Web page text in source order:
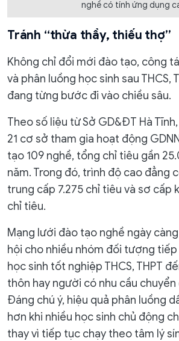
nghề có tính ứng dụng
Tránh “thừa thầy, thiếu thợ”
Không chỉ đổi mới đào tạo, công
và phân luồng học sinh sau THCS,
đang từng bước đi vào chiều sâu.
Theo số liệu từ Sở GD&ĐT Hà
21 cơ sở tham gia hoạt động
tạo 109 nghề, tổng chỉ tiêu gần
năm. Trong đó, trình độ cao đẳng
trung cấp 7.275 chỉ tiêu và sơ cấp
chỉ tiêu.
Mạng lưới đào tạo nghề ngày
hội cho nhiều nhóm đối tượng
học sinh tốt nghiệp THCS, THPT
thôn hay người có nhu cầu
Đáng chú ý, hiệu quả phân luồng
hơn khi nhiều học sinh chủ động
thay vì tiếp tục chạy theo tâm lý